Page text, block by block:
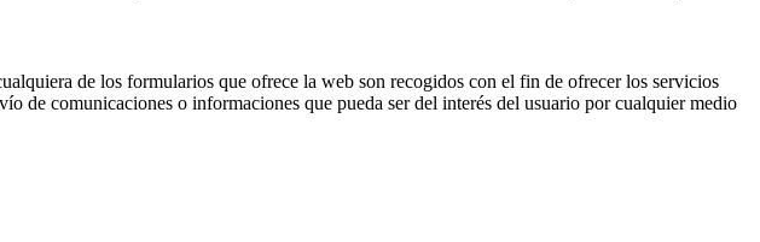
de los formularios que ofrece la web son recogidos con el fin de ofrecer los servicios
de comunicaciones o informaciones que pueda ser del interés del usuario por cualquier medio